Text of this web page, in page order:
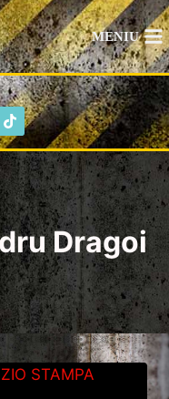
MENIU
Dragoi